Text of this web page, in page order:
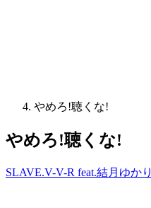
やめろ!聴くな!
やめろ!聴くな!
SLAVE.V-V-R feat.結月ゆかり